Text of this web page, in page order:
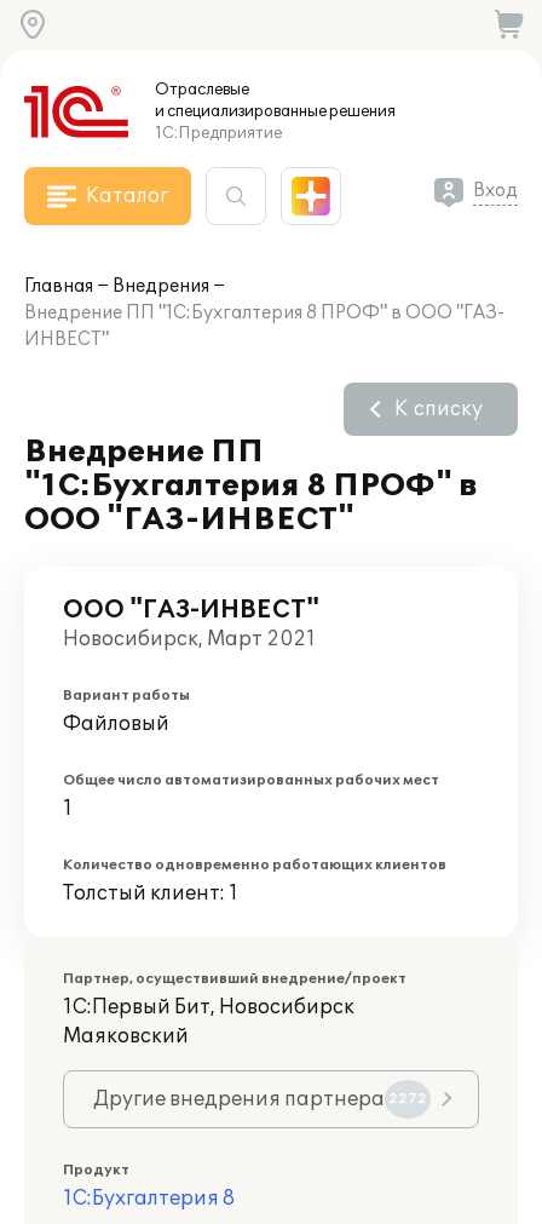
Отраслевые
и специализированныерешения
1С:Предприятие
Каталог Вход
Главная
Внедрения
Внедрение ПП "1С:Бухгалтерия 8 ПРОФ" в ООО "ГАЗ-
ИНВЕСТ"
Внедрение ПП
"1С:Бухгалтерия 8 ПРОФ" в
ООО "ГАЗ-ИНВЕСТ"
К списку
ООО "ГАЗ-ИНВЕСТ"
Новосибирск, Март 2021
Вариант работы
Файловый
Общее число автоматизированных рабочих мест
1
Количество одновременно работающих клиентов
Толстый клиент: 1
Партнер, осуществивший внедрение/проект
1С:Первый Бит, Новосибирск
Маяковский
Другие внедрения партнера 2272
Продукт
1С:Бухгалтерия 8